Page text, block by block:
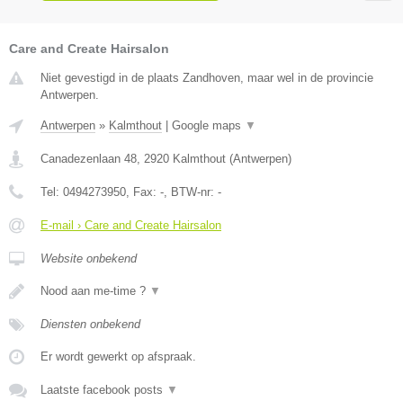
Care and Create Hairsalon
Niet gevestigd in de plaats Zandhoven, maar wel in de provincie
Antwerpen.
Antwerpen » Kalmthout Google maps ▼
Canadezenlaan 48 2920 Kalmthout (Antwerpen)
Tel: 0494273950 , Fax: - , BTW-nr: -
E-mail › Care and Create Hairsalon
Website onbekend
Nood aan me-time ? ▼
Diensten onbekend
Er wordt gewerkt op afspraak.
Laatste facebook posts ▼